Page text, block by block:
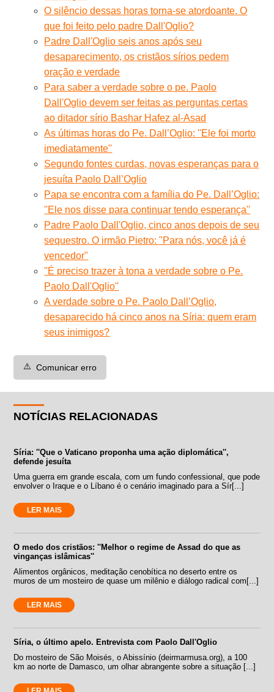
O silêncio dessas horas torna-se atordoante. O
que foi feito pelo padre Dall'Oglio?
Padre Dall'Oglio seis anos após seu
desaparecimento, os cristãos sírios pedem
oração e verdade
Para saber a verdade sobre o pe. Paolo
Dall'Oglio devem ser feitas as perguntas certas
ao ditador sírio Bashar Hafez al-Asad
As últimas horas do Pe. Dall’Oglio: ''Ele foi morto
imediatamente''
Segundo fontes curdas, novas esperanças para o
jesuíta Paolo Dall’Oglio
Papa se encontra com a família do Pe. Dall’Oglio:
''Ele nos disse para continuar tendo esperança''
Padre Paolo Dall'Oglio, cinco anos depois de seu
sequestro. O irmão Pietro: "Para nós, você já é
vencedor"
''É preciso trazer à tona a verdade sobre o Pe.
Paolo Dall'Oglio''
A verdade sobre o Pe. Paolo Dall’Oglio,
desaparecido há cinco anos na Síria: quem eram
seus inimigos?
⚠️ Comunicar erro
NOTÍCIAS RELACIONADAS
Síria: ''Que o Vaticano proponha uma ação diplomática'',
defende jesuíta
Uma guerra em grande escala, com um fundo confessional, que pode
envolver o Iraque e o Líbano é o cenário imaginado para a Sír[...]
LER MAIS
O medo dos cristãos: ''Melhor o regime de Assad do que as
vinganças islâmicas''
Alimentos orgânicos, meditação cenobítica no deserto entre os
muros de um mosteiro de quase um milênio e diálogo radical com[...]
LER MAIS
Síria, o último apelo. Entrevista com Paolo Dall'Oglio
Do mosteiro de São Moisés, o Abissínio (deirmarmusa.org), a 100
km ao norte de Damasco, um olhar abrangente sobre a situação [...]